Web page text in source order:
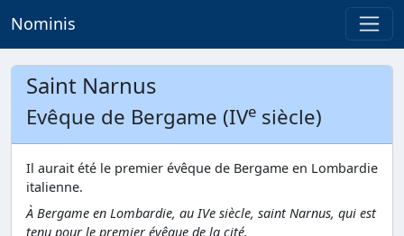
Nominis
Saint Narnus
Evêque de Bergame (IVe siècle)
Il aurait été le premier évêque de Bergame en Lombardie
italienne.
À Bergame en Lombardie, au IVe siècle, saint Narnus, qui est
tenu pour le premier évêque de la cité.